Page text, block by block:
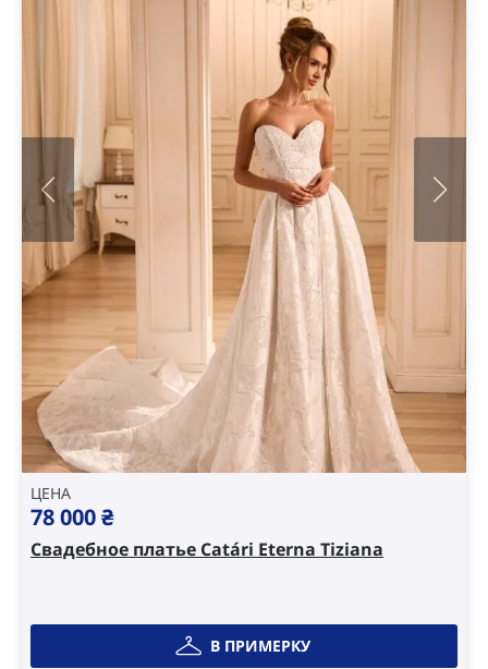
ЦЕНА
78 000₴
Свадебное платье Catári Eterna Tiziana
В ПРИМЕРКУ